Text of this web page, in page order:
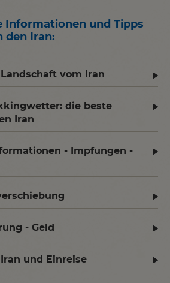
Informationen und Tipps
den Iran:
vom Iran
die beste
Iran
- Impfungen -
- Geld
und Einreise